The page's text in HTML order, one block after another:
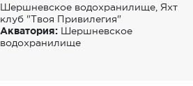
Шершневское водохранилище, Яхт
клуб "Твоя Привилегия"
Акватория: Шершневское
водохранилище